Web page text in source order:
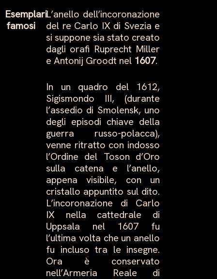
Esemplari
famosi
L’anello dell’incoronazione
del re Carlo IX di Svezia e
si suppone sia stato creato
dagli orafi Ruprecht Miller
e Antonij Groodt nel 1607.
In un quadro del 1612,
Sigismondo III, (durante
l’assedio di Smolensk, uno
degli episodi chiave della
guerra russo-polacca),
venne ritratto con indosso
l’Ordine del Toson d’Oro
sulla catena e l’anello,
appena visibile, con un
cristallo appuntito sul dito.
L’incoronazione di Carlo
IX nella cattedrale di
Uppsala nel 1607 fu
l’ultima volta che un anello
fu incluso tra le insegne.
Ora è conservato
nell’Armeria Reale di